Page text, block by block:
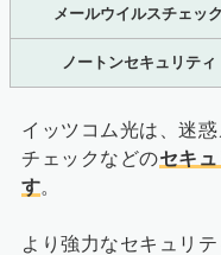
メールウイルスチェック
ノートンセキュリティ
イッツコム光は、迷
チェックなどのセキ
す。
より強力なセキュリ